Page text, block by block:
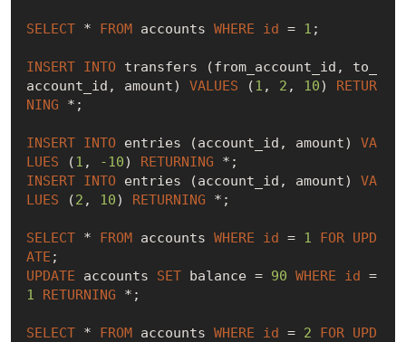
SELECT * FROM accounts WHERE id = 1 ;
INSERT INTO transfers (from_account_id, to_
account_id, amount) VALUES (1 , 2 , 10) RETUR
NING *;
INSERT INTO entries (account_id, amount) VA
LUES (1 , -10) RETURNING
INSERT INTO entries (account_id, amount) VA
LUES (2 , 10) RETURNING *;
SELECT * FROM accounts WHERE id = 1 FOR UPD
ATE
UPDATE accounts SET balance = 90 WHERE id
=
1
RETURNING *;
SELECT * FROM accounts WHERE id = 2 FOR UPD